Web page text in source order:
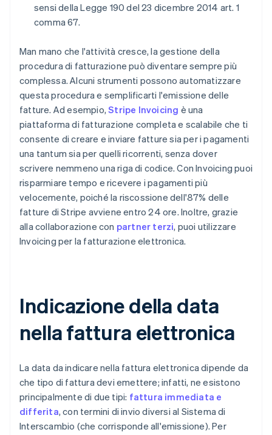
sensi della Legge 190 del 23 dicembre 2014 art. 1
comma 67.
Man mano che l'attività cresce, la gestione della
procedura di fatturazione può diventare sempre più
complessa. Alcuni strumenti possono automatizzare
questa procedura e semplificarti l'emissione delle
fatture. Ad esempio,Stripe Invoicing è una
piattaforma di fatturazione completa e scalabile che ti
consente di creare e inviare fatture sia per i pagamenti
una tantum sia per quelli ricorrenti, senza dover
scrivere nemmeno una riga di codice. Con Invoicing puoi
risparmiare tempo e ricevere i pagamenti più
velocemente, poiché la riscossione dell'87% delle
fatture di Stripe avviene entro 24 ore. Inoltre, grazie
alla collaborazione con partner terzi, puoi utilizzare
Invoicing per la fatturazione elettronica.
Indicazione della data
nella fattura elettronica
La data da indicare nella fattura elettronica dipende da
che tipo di fattura devi emettere; infatti, ne esistono
principalmente di due tipi: fattura immediata e
differita, con termini di invio diversi al Sistema di
Interscambio (che corrisponde all'emissione). Per